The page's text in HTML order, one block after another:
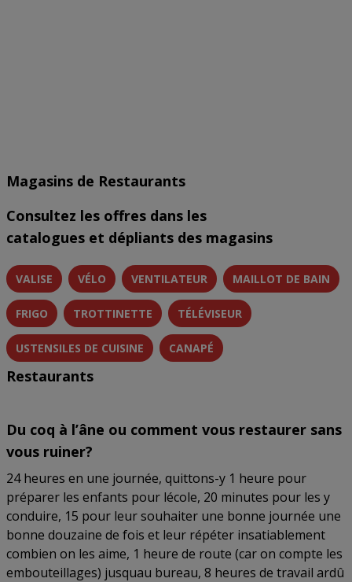
Magasins de Restaurants
Consultez les offres dans les
catalogues et dépliants des magasins
VALISE VÉLO VENTILATEUR MAILLOT DE BAIN
FRIGO TROTTINETTE TÉLÉVISEUR
USTENSILES DE CUISINE CANAPÉ
Restaurants
Du coq à l’âne ou comment vous restaurer sans
vous ruiner?
24 heures en une journée, quittons-y 1 heure pour
préparer les enfants pour lécole, 20 minutes pour les y
conduire, 15 pour leur souhaiter une bonne journée une
bonne douzaine de fois et leur répéter insatiablement
combien on les aime, 1 heure de route (car on compte les
embouteillages) jusquau bureau, 8 heures de travail ardû